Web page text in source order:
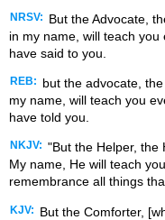
NRSV:
But the Advocate,
in my name, will teach
have said to you.
REB:
but the advocate,
my name, will teach you
have told you.
NKJV: "But the Helper, the
My name, He will teach
remembrance all things
KJV:
But the Comforter,